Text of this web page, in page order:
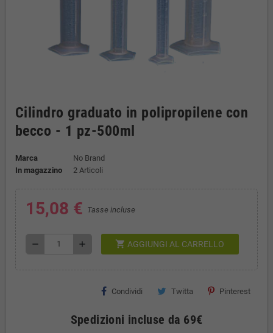
Cilindro graduato in polipropilene con
becco - 1 pz-500ml
Marca
No Brand
In magazzino
2 Articoli
15,08 € Tasse incluse
remove add shopping_cart AGGIUNGI AL CARRELLO
Condividi Twitta Pinterest
Spedizioni incluse da 69€